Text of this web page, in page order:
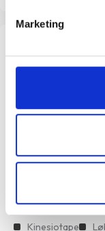
Marketing
Tlf.:47 33 36 38
Fysioterapi til
Kinesiotape